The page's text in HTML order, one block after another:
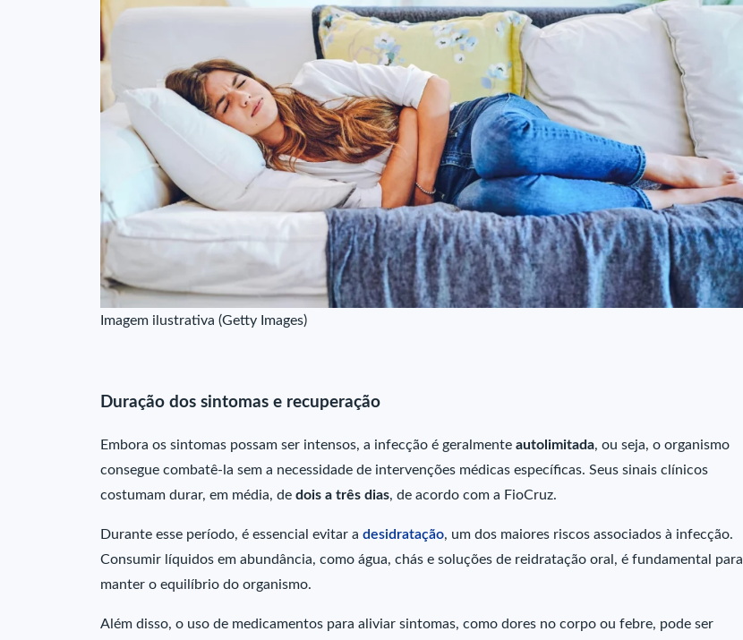
Imagem ilustrativa (Getty Images)
Duração dos sintomas e recuperação
Embora os sintomas possam ser intensos, a infecção é geralmente autolimitada, ou seja, o organismo
consegue combatê-la sem a necessidade de intervenções médicas específicas. Seus sinais clínicos
costumam durar, em média, de dois a três dias, de acordo com a FioCruz.
Durante esse período, é essencial evitar a desidratação, um dos maiores riscos associados à infecção.
Consumir líquidos em abundância, como água, chás e soluções de reidratação oral, é fundamental para
manter o equilíbrio do organismo.
Além disso, o uso de medicamentos para aliviar sintomas, como dores no corpo ou febre, pode ser